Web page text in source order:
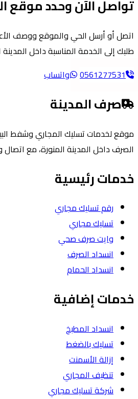
الآن وحدد موقع
أو أرسل الحي والموقع ووصف
إلى الخدمة المناسبة داخل المدينة
واتساب
صرف المدينة
لخدمات تسليك المجاري وشفط
داخل المدينة المنورة، مع اتصال
رئيسية
رقم تسليك مجاري
تسليك مجاري
وايت صرف صحي
انسداد الصرف
انسداد الحمام
إضافية
انسداد المطبخ
تسليك بالضغط
إزالة الأسمنت
تنظيف المجاري
شركة تسليك مجاري